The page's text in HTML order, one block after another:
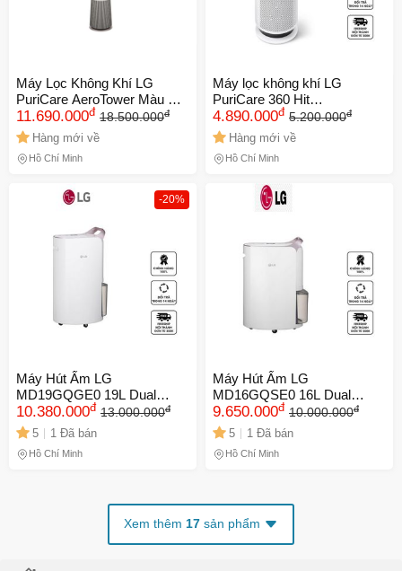
Máy Lọc Không Khí LG
PuriCare AeroTower Màu Be
- Công Nghệ UVnano, Lọc
Bụi PM0.3 Hiệu Quả Trong
Phạm Vi Dưới 76m²
11.690.000đ 18.500.000đ
Hàng mới về
Hồ Chí Minh
Máy lọc không khí LG
PuriCare 360 Hit
AS60GHWG0 - Bộ lọc HEPA
3 lớp, Công nghệ Inverter,
Lọc bụi mịn PM0.01, Phù
hợp phòng 60m2
4.890.000đ 5.200.000đ
Hàng mới về
Hồ Chí Minh
-20%
Máy Hút Ẩm LG
MD19GQGE0 19L Dual
Inverter - Thiết Kế Sang
Trọng Cho Không Gian
40m2, Tiết Kiệm Điện, Hoạt
Động 295W
10.380.000đ 13.000.000đ
5 1 Đã bán
Hồ Chí Minh
Máy Hút Ẩm LG
MD16GQSE0 16L Dual
Inverter - Hiệu Suất 215W,
Phù Hợp Diện Tích 30m2,
Loại Bỏ Vi Khuẩn, Tiết Kiệm
Điện
9.650.000đ 10.000.000đ
5 1 Đã bán
Hồ Chí Minh
Xem thêm 17 sản phẩm